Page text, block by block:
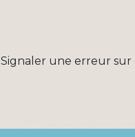
Signaler une erreur sur